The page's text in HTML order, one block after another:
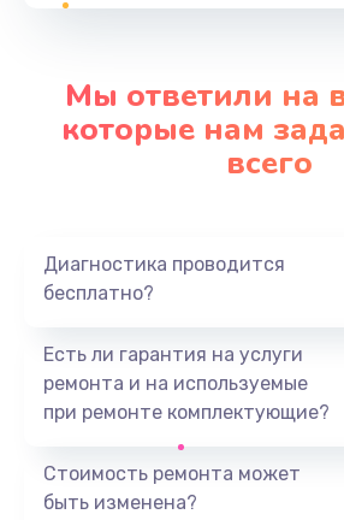
от 1645 руб.
Замена HDMI
от 390 руб.
Заказать
от 890 руб.
от 620 руб.
Замена
Мы ответили на
которые нам
всего
Диагностика проводится
бесплатно?
Есть ли гарантия на услуги
ремонта и на используемые
при ремонте комплектующие?
Стоимость ремонта может
быть изменена?